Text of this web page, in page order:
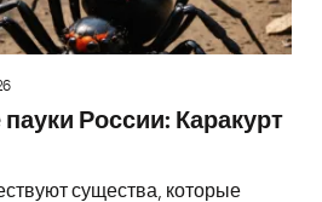
России: Каракурт
существа, которые